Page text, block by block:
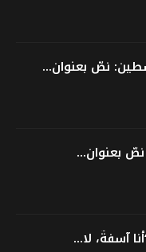
نصّ بعنوان...
نصّ بعنوان...
آسفةٌ، لا...